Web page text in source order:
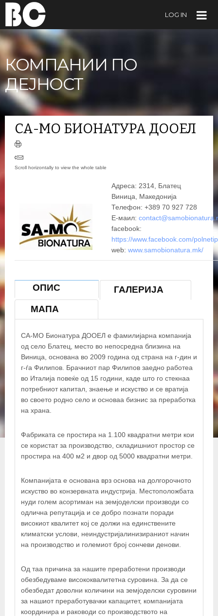
LOG IN
КОМПАНИИ ПО
ДЕЈНОСТ
СА-МО БИОНАТУРА ДООЕЛ
Адреса: 2314, Блатец
Виница, Македонија
Телефон: +389 70 927 728
Е-маил:
facebook:
https://www.facebook.com/
web: www.samobionatura.mk/
ОПИС
ГАЛЕРИЈА
МАПА
СА-МО Бионатура ДООЕЛ e фамилијарна компанија
од село Блатец, место во непосредна близина на
Виница, основана во 2009 година од страна на г-дин и
г-ѓа Филипов. Брачниот пар Филипов заедно работеа
во Италија повеќе од 15 години, каде што го стекнаа
потребниот капитал, знаење и искуство и се вратија
во своето родно село и основаа бизнис за преработка
на храна.
Фабриката се простира на 1.100 квадратни метри кои
се користат за производство, складишниот простор се
простира на 400 м2 и двор од 5000 квадратни метри.
Компанијата е основана врз основа на долгорочното
искуство во конзервната индустрија. Местоположбата
нуди голем асортиман на земјоделски производи со
одлична репутација и се добро познати поради
високиот квалитет кој се должи на единствените
климатски услови, неиндустријалинизираниот начин
на производство и големиот број сончеви денови.
Од таа причина за нашите преработени производи
обезбедуваме висококвалитетна суровина. За да се
обезбедат доволни количини на земјоделски суровини
за нашиот преработувачки капацитет, компанијата
координира и раководи со производството на